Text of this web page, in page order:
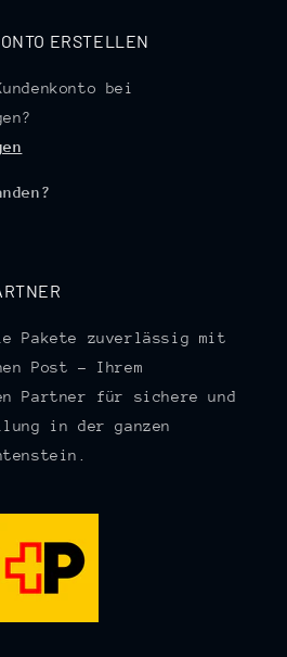
ERSTELLEN
bei
Pakete zuverlässig mit
Post – Ihrem
Partner für sichere und
in der ganzen